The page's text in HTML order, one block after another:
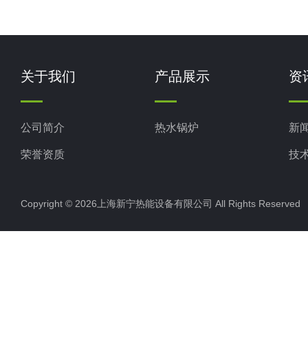
关于我们
公司简介
荣誉资质
产品展示
热水锅炉
资
新
技
Copyright © 2026上海新宁热能设备有限公司 All Rights